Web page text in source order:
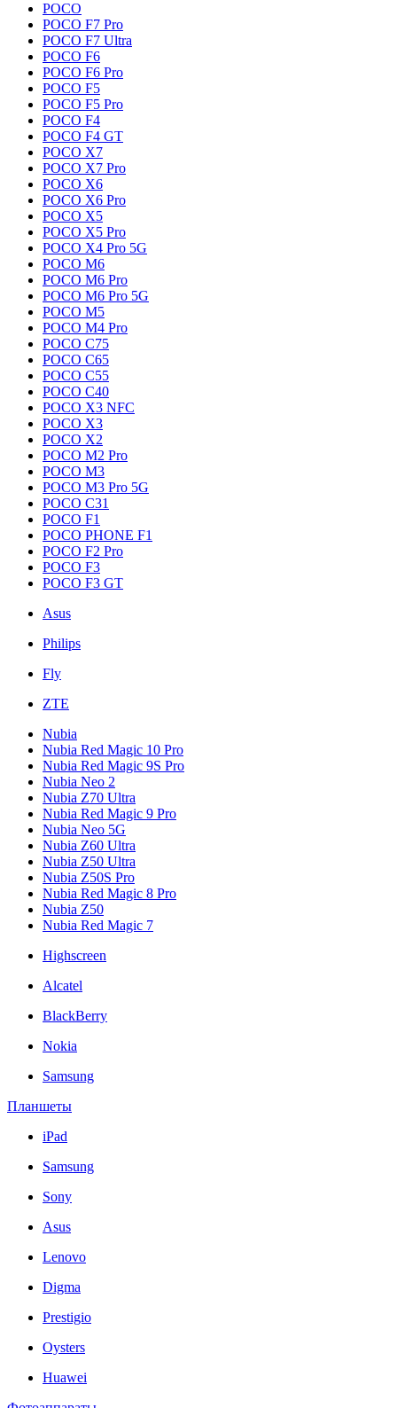
POCO
POCO F7 Pro
POCO F7 Ultra
POCO F6
POCO F6 Pro
POCO F5
POCO F5 Pro
POCO F4
POCO F4 GT
POCO X7
POCO X7 Pro
POCO X6
POCO X6 Pro
POCO X5
POCO X5 Pro
POCO X4 Pro 5G
POCO M6
POCO M6 Pro
POCO M6 Pro 5G
POCO M5
POCO M4 Pro
POCO C75
POCO C65
POCO C55
POCO C40
POCO X3 NFC
POCO X3
POCO X2
POCO M2 Pro
POCO M3
POCO M3 Pro 5G
POCO C31
POCO F1
POCO PHONE F1
POCO F2 Pro
POCO F3
POCO F3 GT
Asus
Philips
Fly
ZTE
Nubia
Nubia Red Magic 10 Pro
Nubia Red Magic 9S Pro
Nubia Neo 2
Nubia Z70 Ultra
Nubia Red Magic 9 Pro
Nubia Neo 5G
Nubia Z60 Ultra
Nubia Z50 Ultra
Nubia Z50S Pro
Nubia Red Magic 8 Pro
Nubia Z50
Nubia Red Magic 7
Highscreen
Alcatel
BlackBerry
Nokia
Samsung
Планшеты
iPad
Samsung
Sony
Asus
Lenovo
Digma
Prestigio
Oysters
Huawei